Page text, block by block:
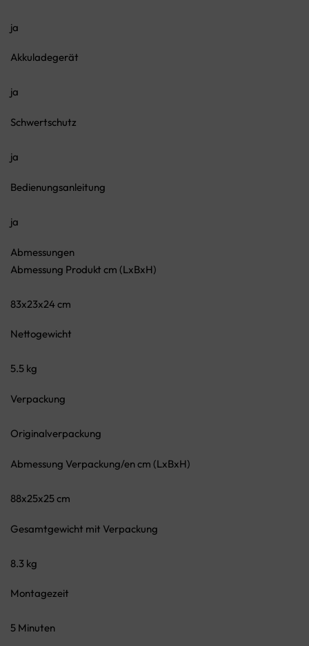
ja
Akkuladegerät
ja
Schwertschutz
ja
Bedienungsanleitung
ja
Abmessungen
Abmessung Produkt cm (LxBxH)
83x23x24 cm
Nettogewicht
5.5 kg
Verpackung
Originalverpackung
Abmessung Verpackung/en cm (LxBxH)
88x25x25 cm
Gesamtgewicht mit Verpackung
8.3 kg
Montagezeit
5 Minuten